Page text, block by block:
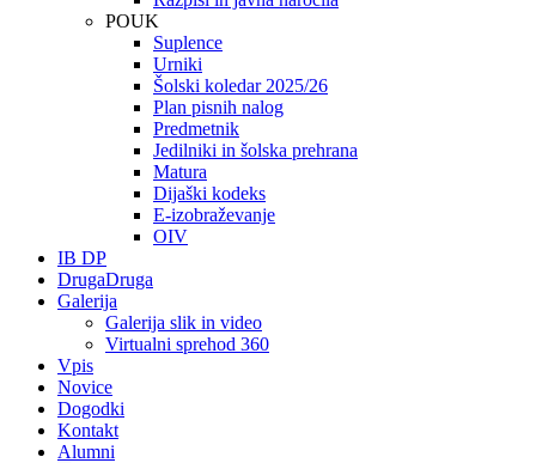
POUK
Suplence
Urniki
Šolski koledar 2025/26
Plan pisnih nalog
Predmetnik
Jedilniki in šolska prehrana
Matura
Dijaški kodeks
E-izobraževanje
OIV
IB DP
DrugaDruga
Galerija
Galerija slik in video
Virtualni sprehod 360
Vpis
Novice
Dogodki
Kontakt
Alumni